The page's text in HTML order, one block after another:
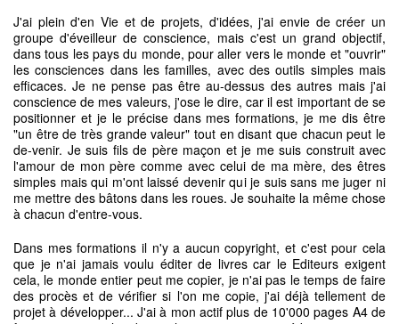
J'ai plein d'en Vie et de projets, d'idées, j'ai envie de créer un
groupe d'éveilleur de conscience, mais c'est un grand objectif,
dans tous les pays du monde, pour aller vers le monde et "ouvrir"
les consciences dans les familles, avec des outils simples mais
efficaces. Je ne pense pas être au-dessus des autres mais j'ai
conscience de mes valeurs, j'ose le dire, car il est important de se
positionner et je le précise dans mes formations, je me dis être
"un être de très grande valeur" tout en disant que chacun peut le
de-venir. Je suis fils de père maçon et je me suis construit avec
l'amour de mon père comme avec celui de ma mère, des êtres
simples mais qui m'ont laissé devenir qui je suis sans me juger ni
me mettre des bâtons dans les roues. Je souhaite la même chose
à chacun d'entre-vous.
Dans mes formations il n'y a aucun copyright, et c'est pour cela
que je n'ai jamais voulu éditer de livres car le Editeurs exigent
cela, le monde entier peut me copier, je n'ai pas le temps de faire
des procès et de vérifier si l'on me copie, j'ai déjà tellement de
projet à développer... J'ai à mon actif plus de 10'000 pages A4 de